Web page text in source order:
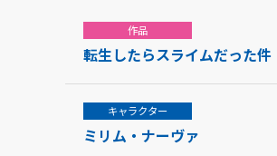
作品
転生したらスライムだった件
キャラクター
ミリム・ナーヴァ